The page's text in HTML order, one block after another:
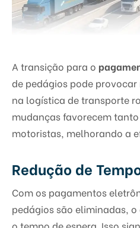
A transição para o
de pedágios pode
na logística de transporte
mudanças favorecem
motoristas, melhorando a
Redução de
Com os pagamentos
pedágios são eliminadas,
o tempo de espera. Isso